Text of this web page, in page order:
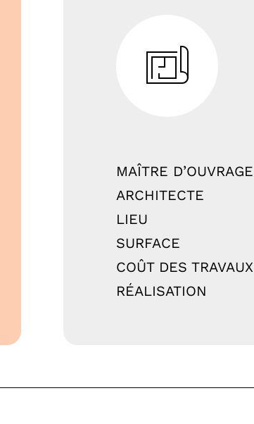
MAÎTRE D’OUVRAGE
ARCHITECTE
LIEU
SURFACE
COÛT DES TRAVAUX
RÉALISATION